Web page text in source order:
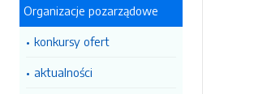
Organizacje pozarządowe
konkursy ofert
aktualności